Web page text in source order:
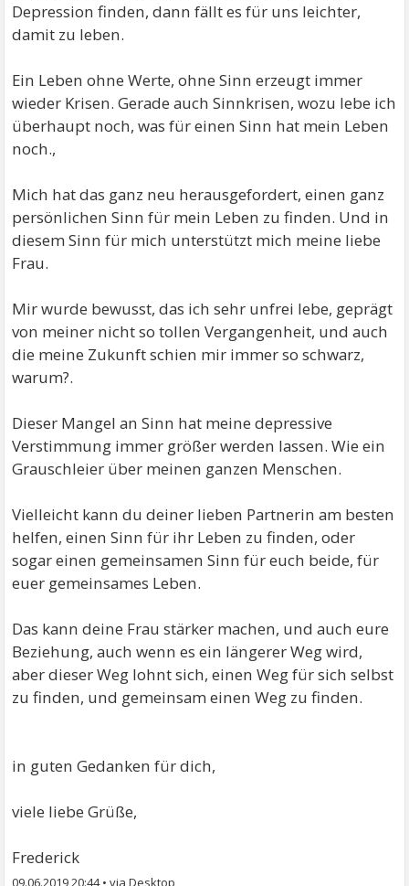
Depression finden, dann fällt es für uns leichter,
damit zu leben.
Ein Leben ohne Werte, ohne Sinn erzeugt immer
wieder Krisen. Gerade auch Sinnkrisen, wozu lebe ich
überhaupt noch, was für einen Sinn hat mein Leben
noch.,
Mich hat das ganz neu herausgefordert, einen ganz
persönlichen Sinn für mein Leben zu finden. Und in
diesem Sinn für mich unterstützt mich meine liebe
Frau.
Mir wurde bewusst, das ich sehr unfrei lebe, geprägt
von meiner nicht so tollen Vergangenheit, und auch
die meine Zukunft schien mir immer so schwarz,
warum?.
Dieser Mangel an Sinn hat meine depressive
Verstimmung immer größer werden lassen. Wie ein
Grauschleier über meinen ganzen Menschen.
Vielleicht kann du deiner lieben Partnerin am besten
helfen, einen Sinn für ihr Leben zu finden, oder
sogar einen gemeinsamen Sinn für euch beide, für
euer gemeinsames Leben.
Das kann deine Frau stärker machen, und auch eure
Beziehung, auch wenn es ein längerer Weg wird,
aber dieser Weg lohnt sich, einen Weg für sich selbst
zu finden, und gemeinsam einen Weg zu finden.
in guten Gedanken für dich,
viele liebe Grüße,
Frederick
09.06.2019 20:44•